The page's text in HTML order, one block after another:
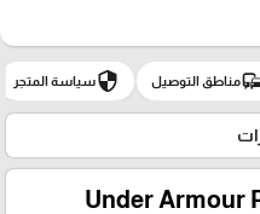
مناطق التوصيل securityسياسة المتجر
Under Armour